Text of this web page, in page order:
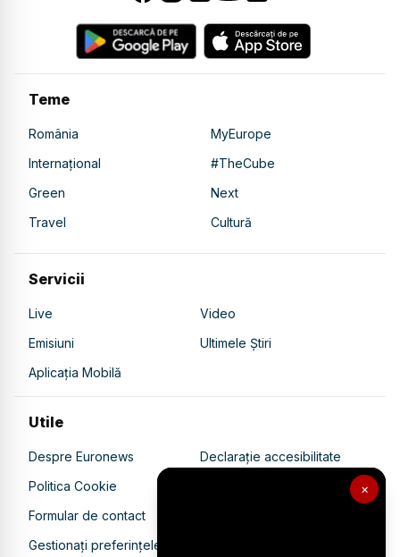
×
Teme
România
MyEurope
Internațional
#TheCube
Green
Next
Travel
Cultură
Servicii
Live
Video
Emisiuni
Ultimele Știri
Aplicația Mobilă
Utile
Despre Euronews
Declarație accesibilitate
Politica Cookie
Politica de confidențialitate
Formular de contact
Gestionați preferințele